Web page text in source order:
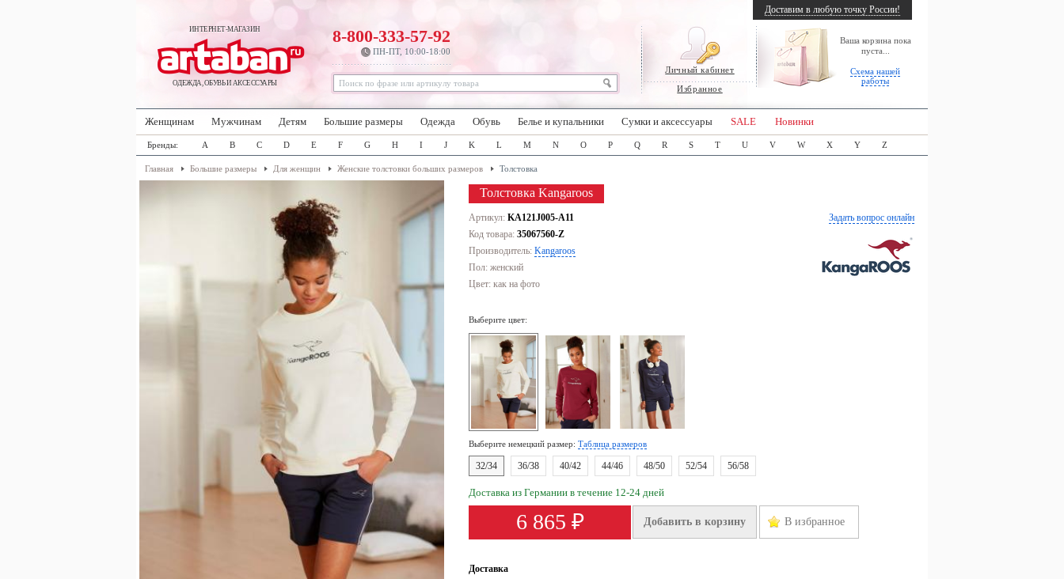
ИНТЕРНЕТ-МАГАЗИН
ОДЕЖДА, ОБУВЬ И АКСЕССУАРЫ
Личный кабинет
Избранное
Ваша корзина пока
пуста...
Схема нашей
работы
8-800-333-57-92
ПН-ПТ, 10:00-18:00
Доставим в любую точку России!
Женщинам Мужчинам Детям Большие размеры Одежда Обувь Белье и купальники Сумки и аксессуары SALE Новинки
Бренды: A B C D E F G H I J K L M N O P Q R S T U V W X Y Z
Главная Большие размеры Для женщин Женские толстовки больших размеров Толстовка
Толстовка Kangaroos
Задать вопрос онлайн
Артикул: KA121J005-A11
Код товара: 35067560-Z
Производитель: Kangaroos
Пол: женский
Цвет: как на фото
Выберите цвет:
Выберите немецкий размер: Таблица размеров
32/34 36/38 40/42 44/46 48/50 52/54 56/58
Доставка из Германии в течение 12-24 дней
6 865 ₽ Добавить в корзину В избранное
Доставка